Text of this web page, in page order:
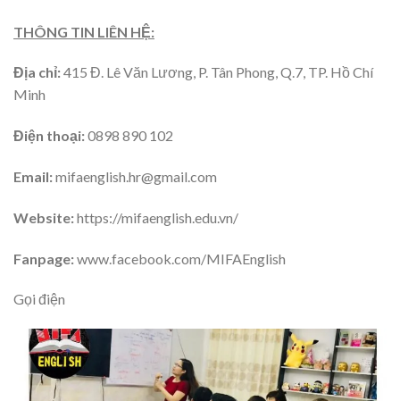
THÔNG TIN LIÊN HỆ:
Địa chỉ:415 Đ. Lê Văn Lương, P. Tân Phong, Q.7, TP. Hồ Chí
Minh
Điện thoại:0898 890 102
Email:mifaenglish.hr@gmail.com
Website:https://mifaenglish.edu.vn/
Fanpage:www.facebook.com/MIFAEnglish
Gọi điện